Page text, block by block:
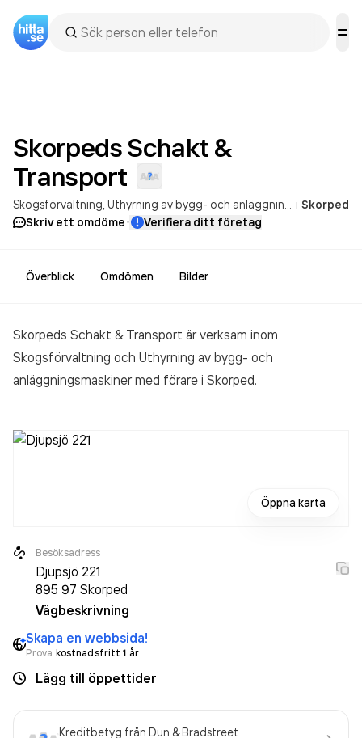
Skorpeds Schakt &
Transport
Skogsförvaltning Uthyrning av bygg- och anläggningsmaskiner med förare i Skorped
Skriv ett omdöme· Verifiera ditt företag
Överblick Omdömen Bilder
Skorpeds Schakt & Transport är verksam inom
Skogsförvaltning och Uthyrning av bygg- och
anläggningsmaskiner med förare i Skorped.
Öppna karta
Besöksadress
Djupsjö 221
895 97 Skorped
Vägbeskrivning
Skapa en webbsida!
Prova kostnadsfritt 1 år
Lägg till öppettider
Kreditbetyg från Dun & Bradstreet